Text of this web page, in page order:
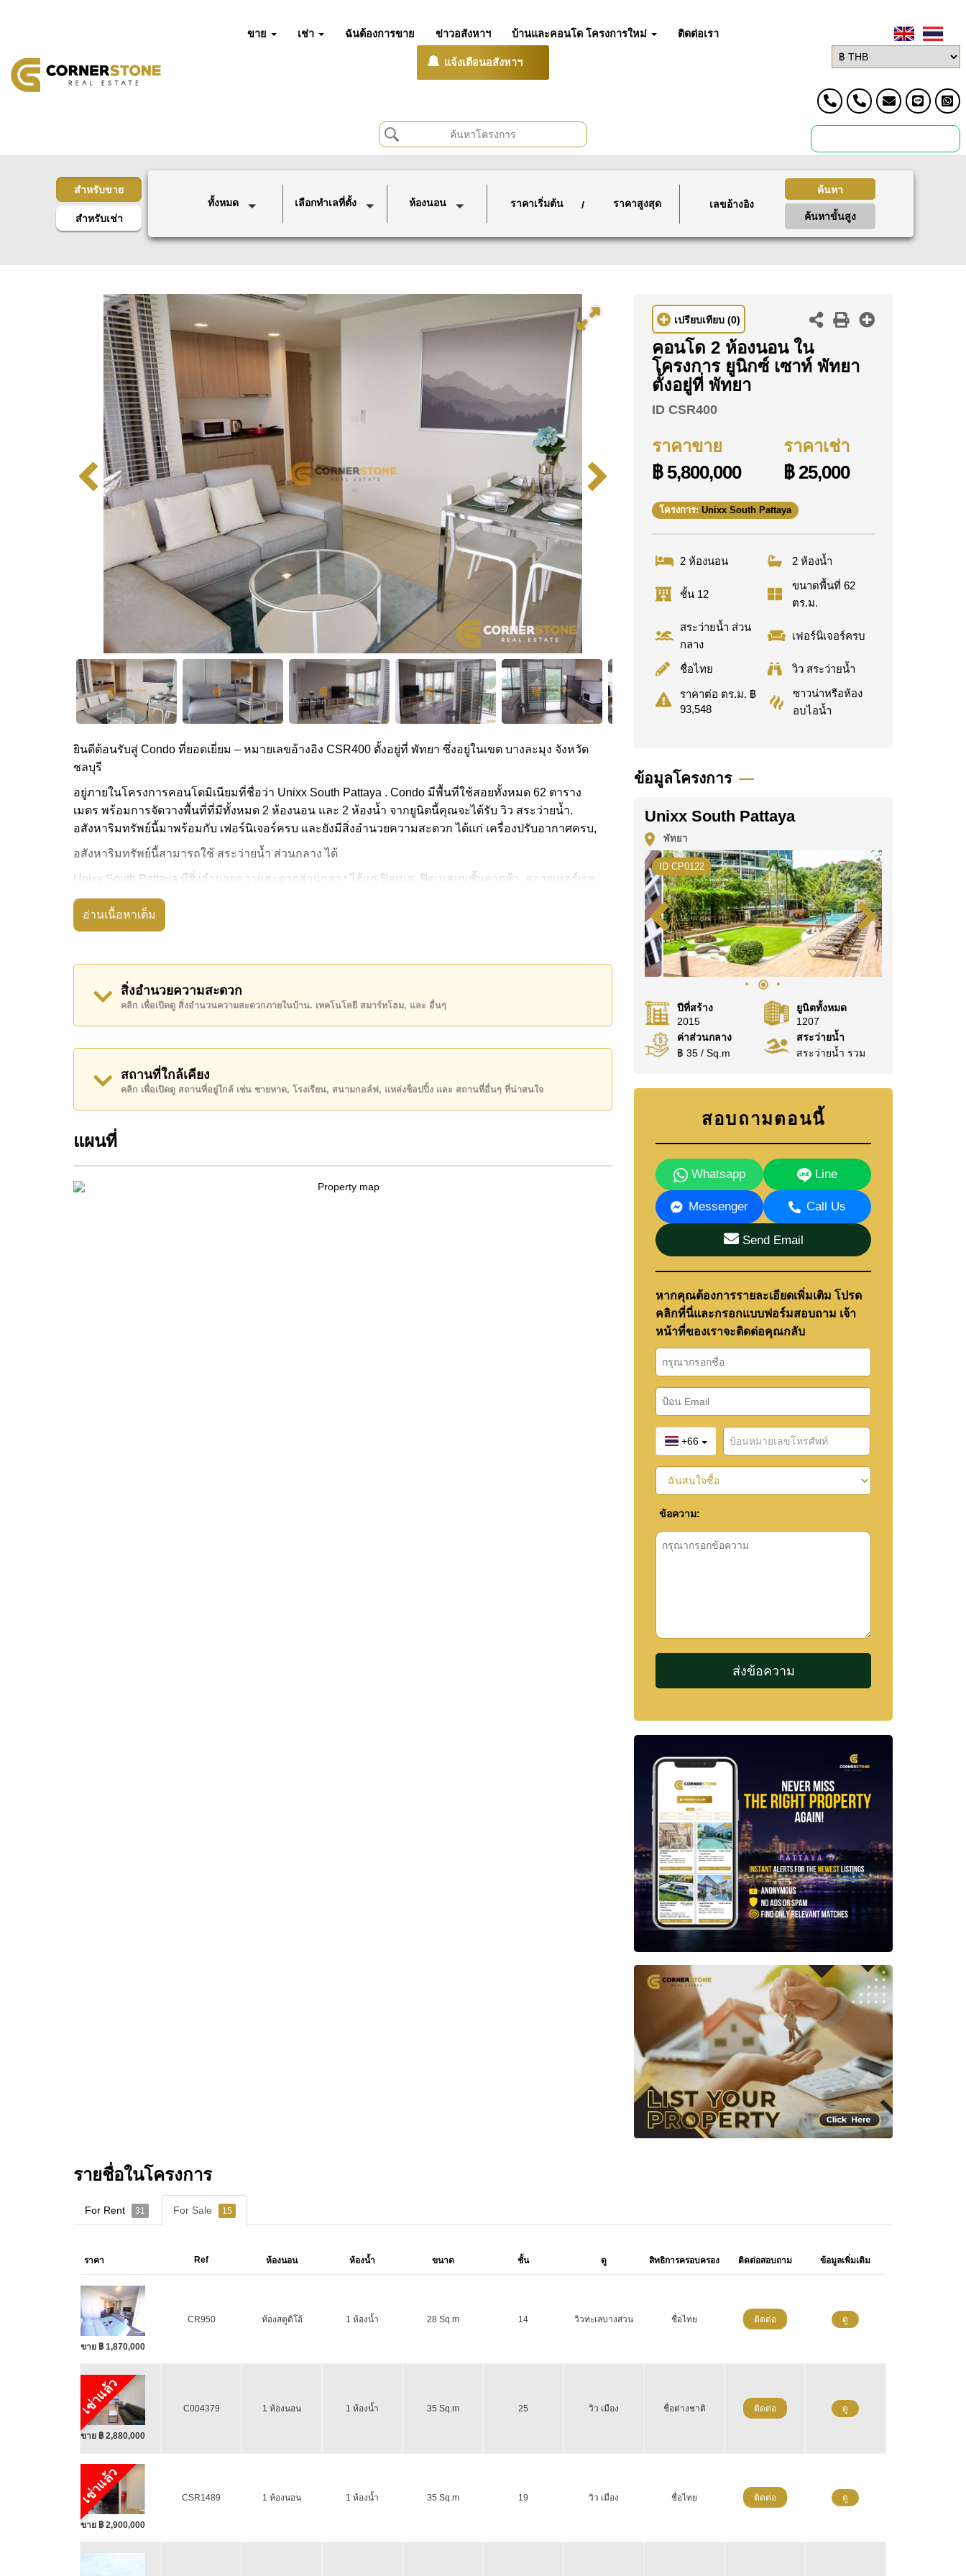
ขาย เช่า ฉันต้องการขาย ข่าวอสังหาฯ บ้านและคอนโด โครงการใหม่ ติดต่อเรา
แจ้งเตือนอสังหาฯ
สำหรับขาย
สำหรับเช่า
ทั้งหมด เลือกทำเลที่ตั้ง ห้องนอน ราคาเริ่มต้น / ราคาสูงสุด
ค้นหา
ค้นหาขั้นสูง
ยินดีต้อนรับสู่ Condo ที่ยอดเยี่ยม – หมายเลขอ้างอิง CSR400 ตั้งอยู่ที่ พัทยา ซึ่งอยู่ในเขต บางละมุง จังหวัด
ชลบุรี
อยู่ภายในโครงการคอนโดมิเนียมที่ชื่อว่า Unixx South Pattaya . Condo มีพื้นที่ใช้สอยทั้งหมด 62 ตาราง
เมตร พร้อมการจัดวางพื้นที่ที่มีทั้งหมด 2 ห้องนอน และ 2 ห้องน้ำ จากยูนิตนี้คุณจะได้รับ วิว สระว่ายน้ำ.
อสังหาริมทรัพย์นี้มาพร้อมกับ เฟอร์นิเจอร์ครบ และยังมีสิ่งอำนวยความสะดวก ได้แก่ เครื่องปรับอากาศครบ,
อสังหาริมทรัพย์นี้สามารถใช้ สระว่ายน้ำ ส่วนกลาง ได้
Unixx South Pattaya มีสิ่งอำนวยความสะดวกส่วนกลาง ได้แก่ ฟิสเนส, ฟิตเนสบนชั้นดาดฟ้า, สกายเทอร์เรซ,
ซาวน่าหรือห้องอบไอน้ำ
สถานที่สำคัญใกล้ Unixx South Pattaya ได้แก่: เดินทางไปชายหาดได้ง่าย, ไกล้เคียงรถประจำทาง , พิพิธภัณฑ์
อสังหาริมทรัพย์นี้มีไว้สำหรับขายในราคา ฿ 5,800,000 บาท คิดเป็น ฿ 93,548 บาทต่อตารางเมตร และยังมีให้
เช่าในราคา ฿ 25,000 บาท
โปรดทราบว่าราคาค่าเช่าที่ Cornerstone Real Estate โฆษณาเป็นราคาสำหรับสัญญาเช่า 1 ปี และต้องวาง
เงินมัดจำ 2 เดือนก่อนเข้าอยู่อาศัย
โฉนดที่ดินของอสังหาริมทรัพย์นี้อยู่ภายใต้กรรมสิทธิ์ ชื่อไทย
ค้นพบโอกาสในการทำให้ที่อยู่อาศัยนี้เป็นบ้านในฝันของคุณ!
WhatsApp ของสำนักงาน:
อ่านเนื้อหาเต็ม
สิ่งอำนวยความสะดวก
คลิก เพื่อเปิดดู สิ่งอำนวนความสะดวกภายในบ้าน. เทคโนโลยี สมาร์ทโฮม, และ อื่นๆ
สถานที่ใกล้เคียง
คลิก เพื่อเปิดดู สถานที่อยู่ใกล้ เช่น ชายหาด, โรงเรียน, สนามกอล์ฟ, แหล่งช็อปปิ้ง และ สถานที่อื่นๆ ที่น่าสนใจ
แผนที่
เปรียบเทียบ (0)
คอนโด 2 ห้องนอน ใน
โครงการ ยูนิกซ์ เซาท์ พัทยา
ตั้งอยู่ที่ พัทยา
ID CSR400
ราคาขาย
฿ 5,800,000
ราคาเช่า
฿ 25,000
โครงการ: Unixx South Pattaya
2 ห้องนอน 2 ห้องน้ำ
ชั้น 12
ขนาดพื้นที่ 62
ตร.ม.
สระว่ายน้ำ ส่วน
กลาง
เฟอร์นิเจอร์ครบ
ชื่อไทย วิว สระว่ายน้ำ
ราคาต่อ ตร.ม. ฿
93,548
ซาวน่าหรือห้อง
อบไอน้ำ
ข้อมูลโครงการ
Unixx South Pattaya
พัทยา
ID CP0122
ปีที่สร้าง
2015
ยูนิตทั้งหมด
1207
ค่าส่วนกลาง
฿ 35 / Sq.m
สระว่ายน้ำ
สระว่ายน้ำ รวม
สอบถามตอนนี้
Whatsapp Line
Messenger Call Us
Send Email
หากคุณต้องการรายละเอียดเพิ่มเติม โปรด
คลิกที่นี่และกรอกแบบฟอร์มสอบถาม เจ้า
หน้าที่ของเราจะติดต่อคุณกลับ
+66
ข้อความ:
รายชื่อในโครงการ
For Rent 31 For Sale 15
ราคา Ref ห้องนอน ห้องน้ำ ขนาด ชั้น ดู สิทธิการครอบครอง ติดต่อสอบถาม ข้อมูลเพิ่มเติม
ขาย ฿ 1,870,000
CR950 ห้องสตูดิโอ้ 1 ห้องน้ำ 28 Sq.m 14 วิวทะเลบางส่วน ชื่อไทย ติดต่อ ดู
เช่าแล้ว
ขาย ฿ 2,880,000
C004379 1 ห้องนอน 1 ห้องน้ำ 35 Sq.m 25 วิว เมือง ชื่อต่างชาติ ติดต่อ ดู
เช่าแล้ว
ขาย ฿ 2,900,000
CSR1489 1 ห้องนอน 1 ห้องน้ำ 35 Sq.m 19 วิว เมือง ชื่อไทย ติดต่อ ดู